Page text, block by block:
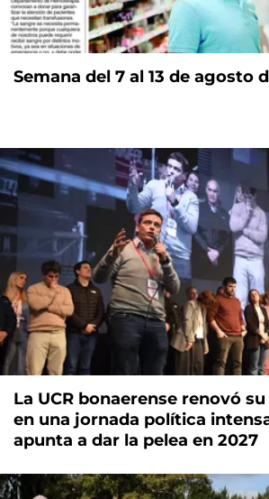
Semana del 7 al 13 de agosto
La UCR bonaerense renovó
en una jornada política
apunta a dar la pelea en 2027